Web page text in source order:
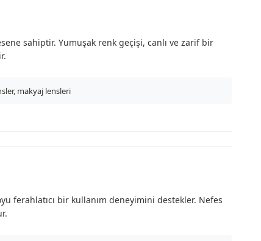
sahiptir. Yumuşak renk geçişi, canlı ve zarif bir
makyaj lensleri
ferahlatıcı bir kullanım deneyimini destekler. Nefes